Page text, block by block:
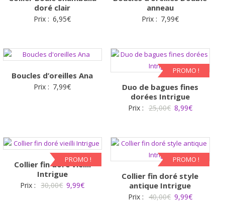
doré clair
Prix : 6,95€
anneau
Prix : 7,99€
Boucles d’oreilles Ana
Prix : 7,99€
PROMO !
Duo de bagues fines
dorées Intrigue
Prix : 25,00€ Le
était :
25,00€.
8,99€Le
est :
8,99€.
PROMO !
Collier fin doré vieilli
Intrigue
Prix : 30,00€ Le
9,99€Le
PROMO !
Collier fin doré style
antique Intrigue
Prix : 40,00€ Le
9,99€Le